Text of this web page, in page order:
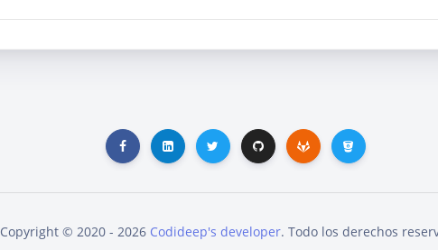
Copyright © 2020 - 2026 Codideep's developer. Todo los derechos